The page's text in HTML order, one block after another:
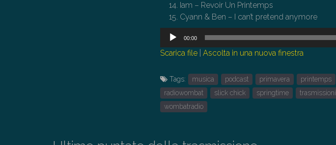
Iam – Revoir Un Printemps
Cyann & Ben ‎– I can’t pretend anymore
Audio
00:00
Scarica file |Ascolta in una nuova finestra
Tags: musica podcast primavera printemps
radiowombat
slick chick springtime trasmissioni
wombatradio